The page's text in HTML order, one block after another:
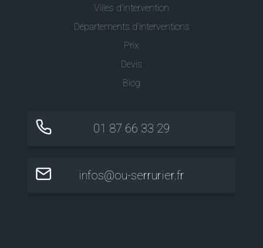
Villes d'intervention
Départements d'interventions
Prix
Devis
Blog
01 87 66 33 29
infos@ou-serrurier.fr